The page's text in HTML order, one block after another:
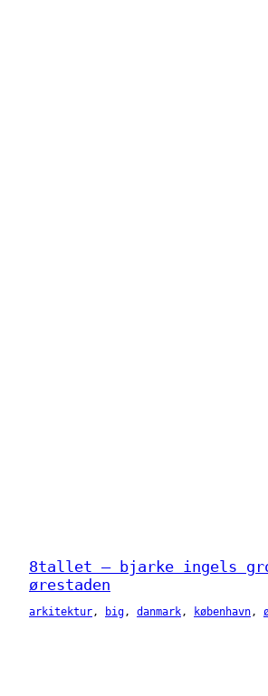
8tallet – bjarke ingels
ørestaden
arkitektur, big, danmark, københavn,